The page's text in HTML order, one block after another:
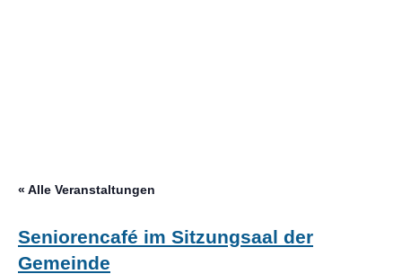
« Alle Veranstaltungen
Seniorencafé im Sitzungsaal der
Gemeinde